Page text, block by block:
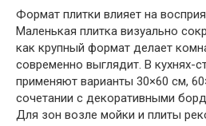
Формат плитки влияет на
Маленькая плитка визуально
как крупный формат делает
современно выглядит. В кухнях-
применяют варианты 30×60 см,
сочетании с декоративными
Для зон возле мойки и плиты